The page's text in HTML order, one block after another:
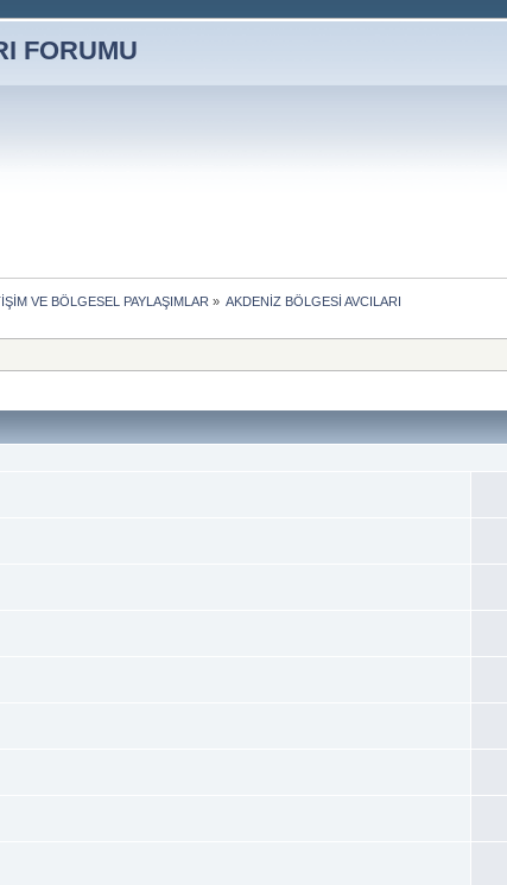
VE BÖLGESEL PAYLAŞIMLAR » AKDENİZ BÖLGESİ AVCILARI